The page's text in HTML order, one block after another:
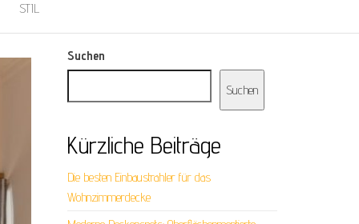
STIL
Suchen
Suchen
Kürzliche Beiträge
Die besten Einbaustrahler für das
Wohnzimmerdecke